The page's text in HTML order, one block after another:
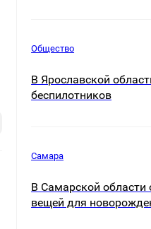
Общество
В Ярославской
беспилотников
Самара
В Самарской области
вещей для